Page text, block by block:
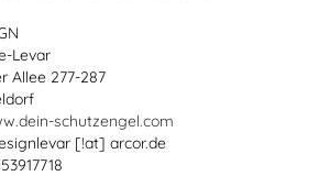
Levar
Allee 277-287
schutzengel.com
[!at] arcor.de